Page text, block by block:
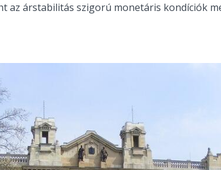
az árstabilitás szigorú monetáris kondíciók